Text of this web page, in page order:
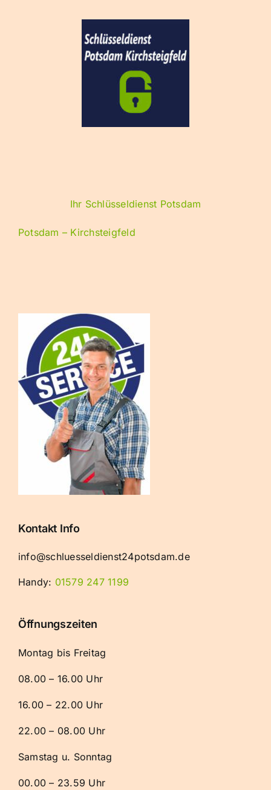
Ihr Schlüsseldienst Potsdam
Potsdam – Kirchsteigfeld
Kontakt Info
info@schluesseldienst24potsdam.de
Handy: 01579 247 1199
Öffnungszeiten
Montag bis Freitag
08.00 – 16.00 Uhr
16.00 – 22.00 Uhr
22.00 – 08.00 Uhr
Samstag u. Sonntag
00.00 – 23.59 Uhr